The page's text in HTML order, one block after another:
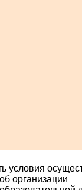
организации